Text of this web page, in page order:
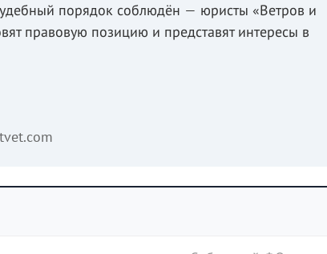
порядок соблюдён — юристы «Ветров и
правовую позицию и представят интересы в